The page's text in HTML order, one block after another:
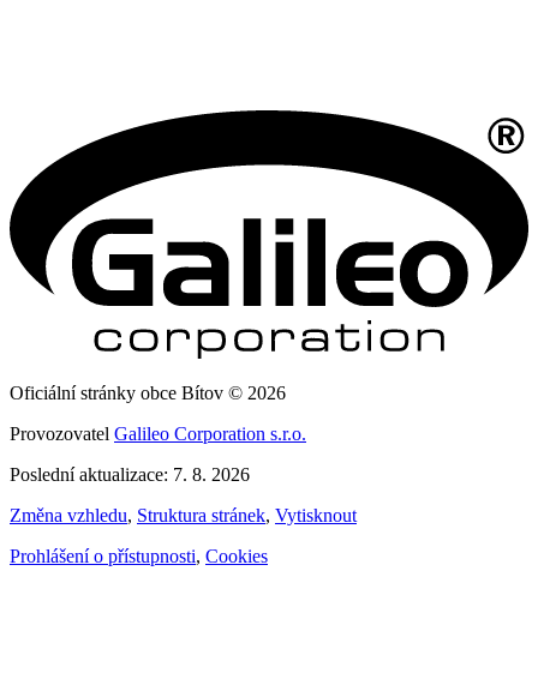
Oficiální stránky obce Bítov © 2026
Provozovatel Galileo Corporation s.r.o.
Poslední aktualizace: 7. 8. 2026
Změna vzhledu, Struktura stránek, Vytisknout
Prohlášení o přístupnosti, Cookies